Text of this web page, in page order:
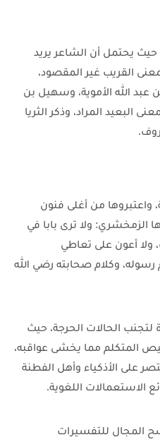
حيث يحتمل أن الشاعر يريد
القريب غير المقصود،
عبد الله الأموية، وسهيل بن
البعيد المراد، وذكر الثريا
واعتبروها من أغلى فنون
الزمخشري: ولا ترى بابا في
ولا أعون على تعاطي
رسوله، وكلام صحابته رضي الله
لتجنب الحالات الحرجة، حيث
المتكلم مما يخشى عواقبه،
على الأذكياء وأهل الفطنة
الاستعمالات اللغوية.
المجال للتفسيرات